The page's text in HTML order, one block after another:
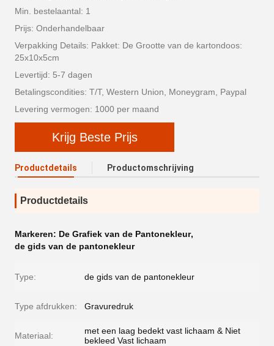
Min. bestelaantal: 1
Prijs: Onderhandelbaar
Verpakking Details: Pakket: De Grootte van de kartondoos:
25x10x5cm
Levertijd: 5-7 dagen
Betalingscondities: T/T, Western Union, Moneygram, Paypal
Levering vermogen: 1000 per maand
Krijg Beste Prijs
Productdetails Productomschrijving
Productdetails
Markeren: De Grafiek van de Pantonekleur,
de gids van de pantonekleur
Type: de gids van de pantonekleur
Type afdrukken: Gravuredruk
Materiaal:
met een laag bedekt vast lichaam & Niet
bekleed Vast lichaam